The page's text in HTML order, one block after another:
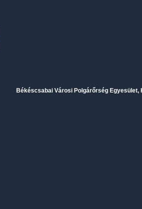
Békéscsabai Városi Polgárőrség Egyesület,